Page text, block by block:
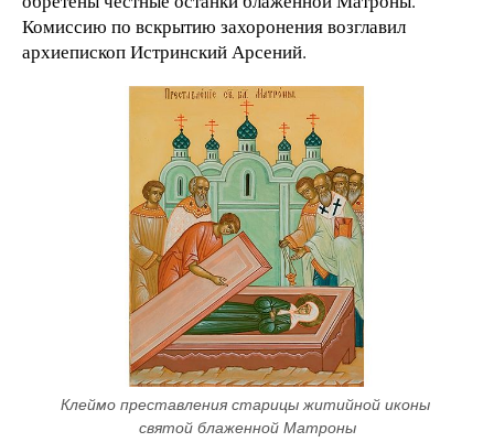
Комиссию по вскрытию захоронения возглавил
архиепископ Истринский Арсений.
Клеймо преставления старицы житийной иконы
святой блаженной Матроны